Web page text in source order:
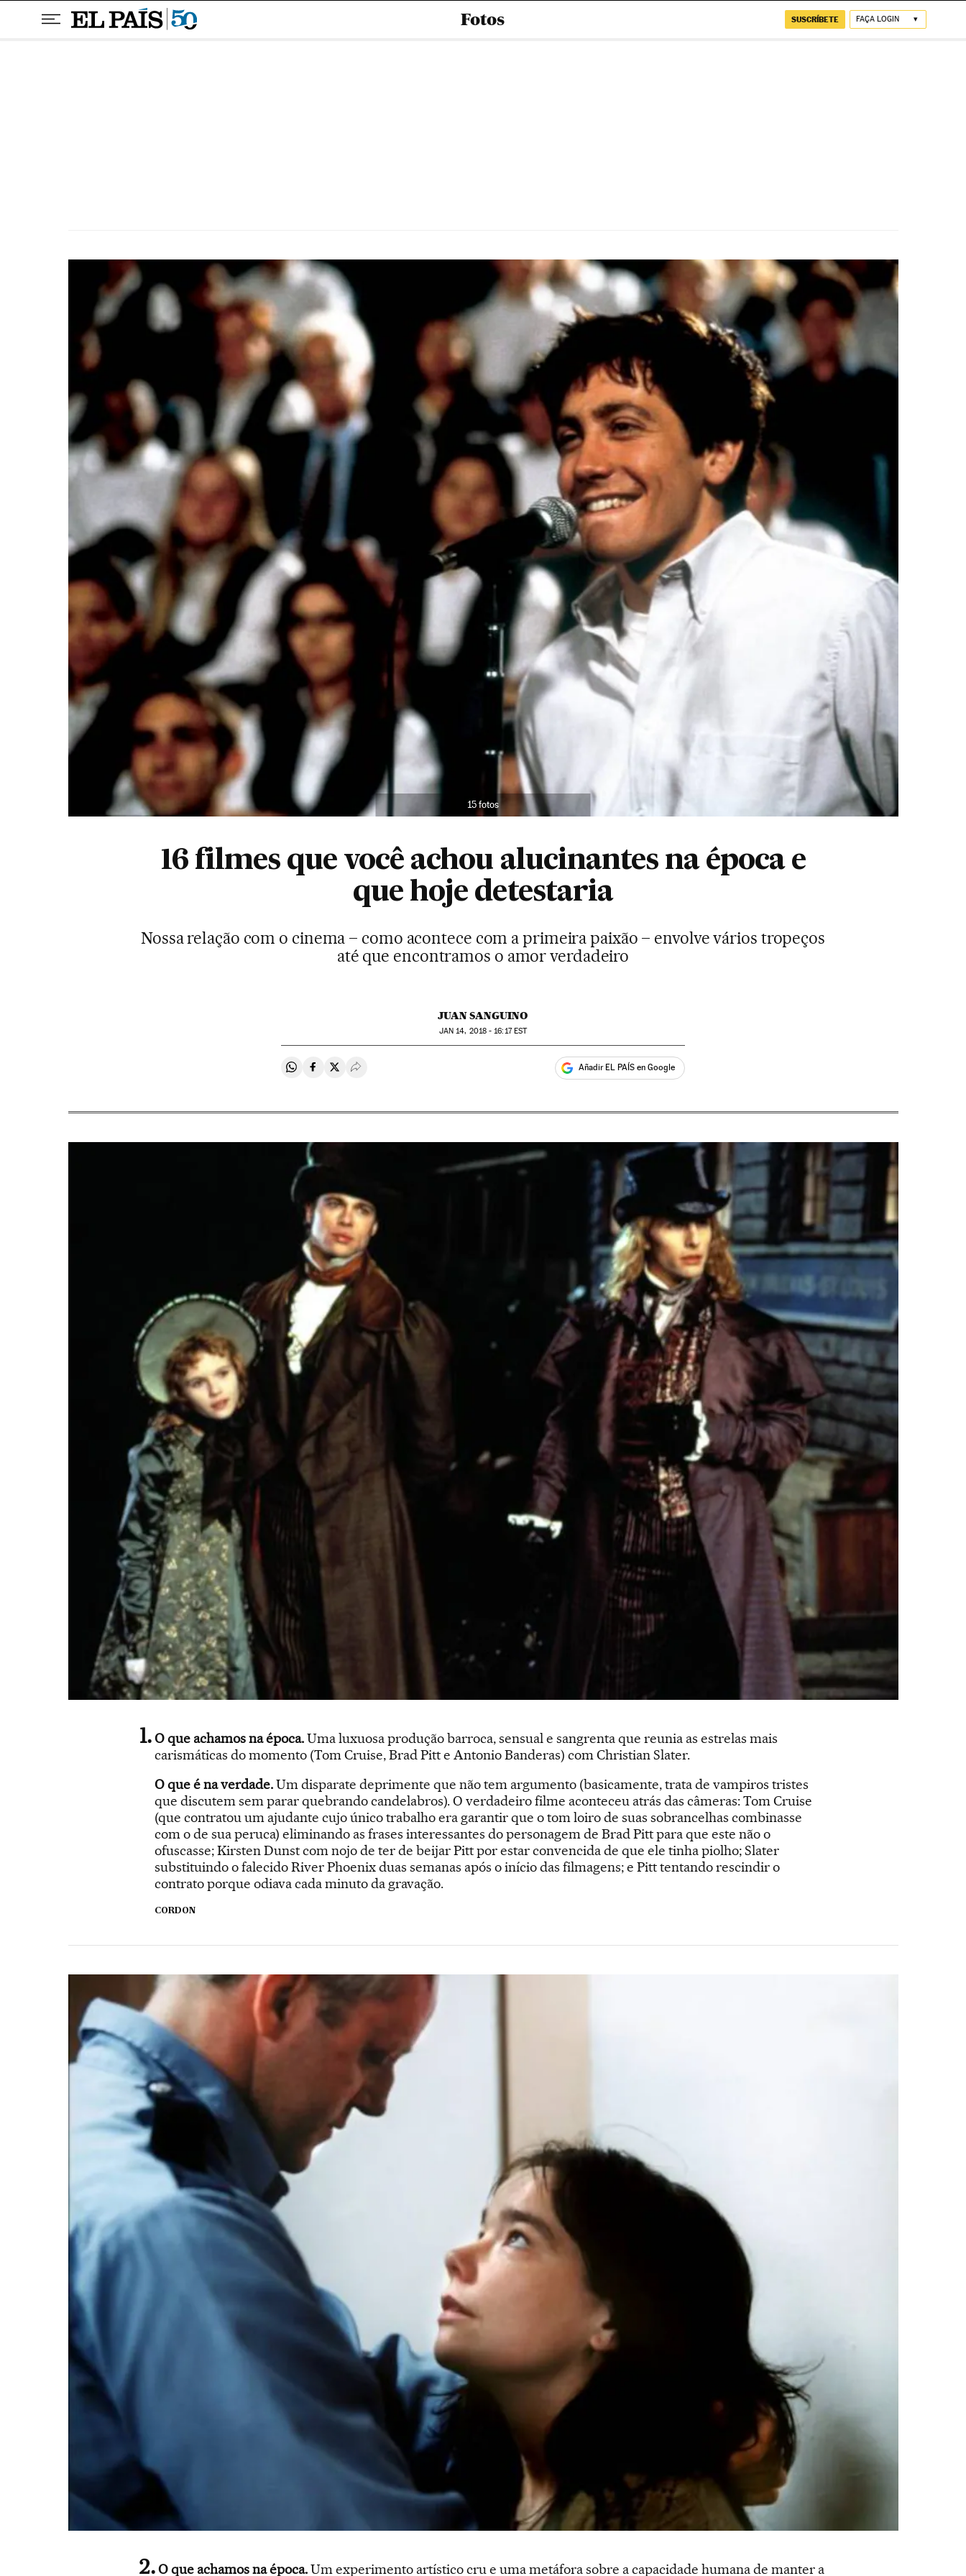
Fotos SUSCRÍBETE FAÇA LOGIN
15 fotos
16 filmes que você achou alucinantes na época e
que hoje detestaria
Nossa relação com o cinema – como acontece com a primeira paixão – envolve vários tropeços
até que encontramos o amor verdadeiro
JUAN SANGUINO
JAN 14, 2018 - 16:17EST
Compartir en Whatsapp
Compartir en Facebook
Compartir en Twitter
Desplegar Redes Sociales Añadir EL PAÍS en Google
O que achamos na época.Uma luxuosa produção barroca, sensual e sangrenta que reunia as estrelas mais
carismáticas do momento (Tom Cruise, Brad Pitt e Antonio Banderas) com Christian Slater.
O que é na verdade.Um disparate deprimente que não tem argumento (basicamente, trata de vampiros tristes
que discutem sem parar quebrando candelabros). O verdadeiro filme aconteceu atrás das câmeras: Tom Cruise
(que contratou um ajudante cujo único trabalho era garantir que o tom loiro de suas sobrancelhas combinasse
com o de sua peruca) eliminando as frases interessantes do personagem de Brad Pitt para que este não o
ofuscasse; Kirsten Dunst com nojo de ter de beijar Pitt por estar convencida de que ele tinha piolho; Slater
substituindo o falecido River Phoenix duas semanas após o início das filmagens; e Pitt tentando rescindir o
contrato porque odiava cada minuto da gravação.
CORDON
O que achamos na época.Um experimento artístico cru e uma metáfora sobre a capacidade humana de manter a